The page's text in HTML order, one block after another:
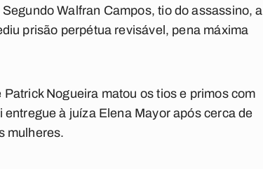
Walfran Campos, tio do assassino, a
prisão perpétua revisável, pena máxima
Nogueira matou os tios e primos com
à juíza Elena Mayor após cerca de
mulheres.